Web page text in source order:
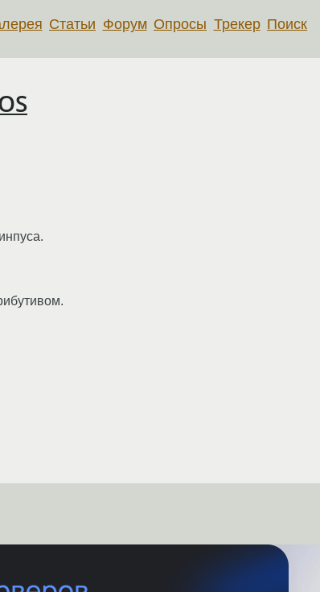
Статьи Форум Опросы Трекер Поиск